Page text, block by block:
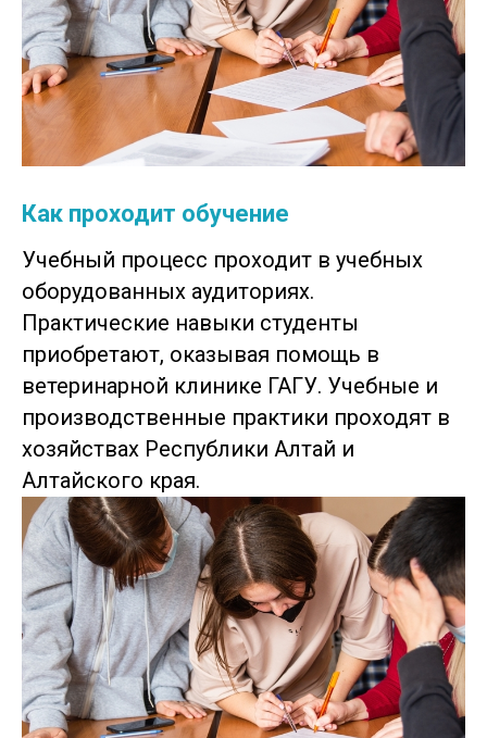
Как проходит обучение
Учебный процесс проходит в учебных
оборудованных аудиториях.
Практические навыки студенты
приобретают, оказывая помощь в
ветеринарной клинике ГАГУ. Учебные и
производственные практики проходят в
хозяйствах Республики Алтай и
Алтайского края.